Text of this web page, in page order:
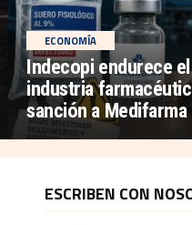
ECONOMÍA
Indecopi endurece
industria
sanción a Medifarma
ESCRIBEN CON